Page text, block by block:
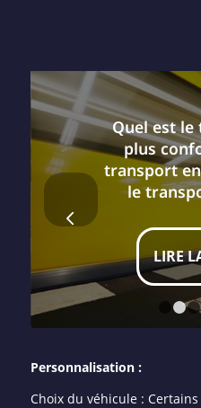
Quel est
plus
transport
le
LIRE
Personnalisation :
Choix du véhicule :